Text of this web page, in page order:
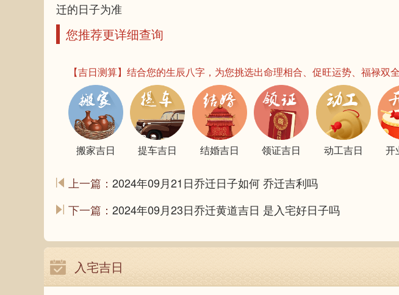
迁的日子为准
您推荐更详细查询
【吉日测算】结合您的生辰八字，为您挑选出命理相合、促旺运势、福禄双
搬家吉日 提车吉日 结婚吉日 领证吉日 动工吉日 开
上一篇： 2024年09月21日乔迁日子如何 乔迁吉利吗
下一篇： 2024年09月23日乔迁黄道吉日 是入宅好日子吗
入宅吉日